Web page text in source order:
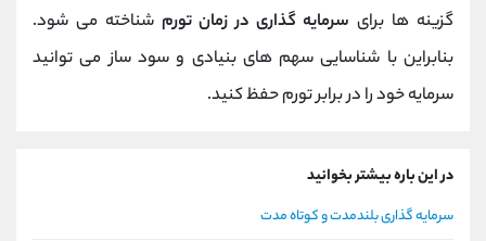
گزینه ها برای سرمایه گذاری در زمان تورم شناخته می شود.
بنابراین با شناسایی سهم های بنیادی و سود ساز می توانید
سرمایه خود را در برابر تورم حفظ کنید.
در این باره بیشتر بخوانید
سرمایه گذاری بلندمدت و کوتاه مدت